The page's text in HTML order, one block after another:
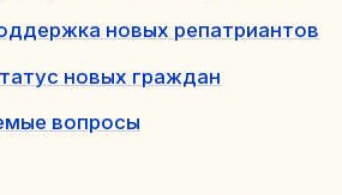
новых репатриантов
новых граждан
вопросы